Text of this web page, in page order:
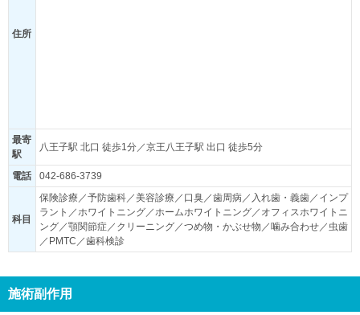
住所
最寄
駅
八王子駅 北口 徒歩1分／京王八王子駅 出口 徒歩5分
電話 042-686-3739
科目
保険診療／予防歯科／美容診療／口臭／歯周病／入れ歯・義歯／インプ
ラント／ホワイトニング／ホームホワイトニング／オフィスホワイトニ
ング／顎関節症／クリーニング／つめ物・かぶせ物／噛み合わせ／虫歯
／PMTC／歯科検診
施術副作用